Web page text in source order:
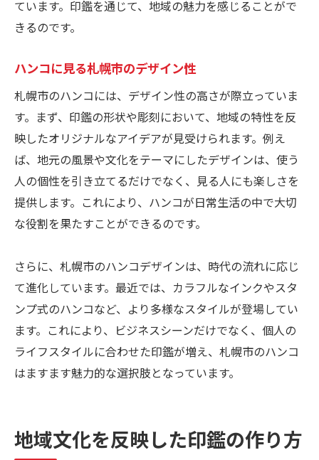
ています。印鑑を通じて、地域の魅力を感じることがで
きるのです。
ハンコに見る札幌市のデザイン性
札幌市のハンコには、デザイン性の高さが際立っていま
す。まず、印鑑の形状や彫刻において、地域の特性を反
映したオリジナルなアイデアが見受けられます。例え
ば、地元の風景や文化をテーマにしたデザインは、使う
人の個性を引き立てるだけでなく、見る人にも楽しさを
提供します。これにより、ハンコが日常生活の中で大切
な役割を果たすことができるのです。
さらに、札幌市のハンコデザインは、時代の流れに応じ
て進化しています。最近では、カラフルなインクやスタ
ンプ式のハンコなど、より多様なスタイルが登場してい
ます。これにより、ビジネスシーンだけでなく、個人の
ライフスタイルに合わせた印鑑が増え、札幌市のハンコ
はますます魅力的な選択肢となっています。
地域文化を反映した印鑑の作り方